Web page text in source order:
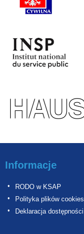
Informacje
RODO w KSAP
Polityka plików cookies
Deklaracja dostępności